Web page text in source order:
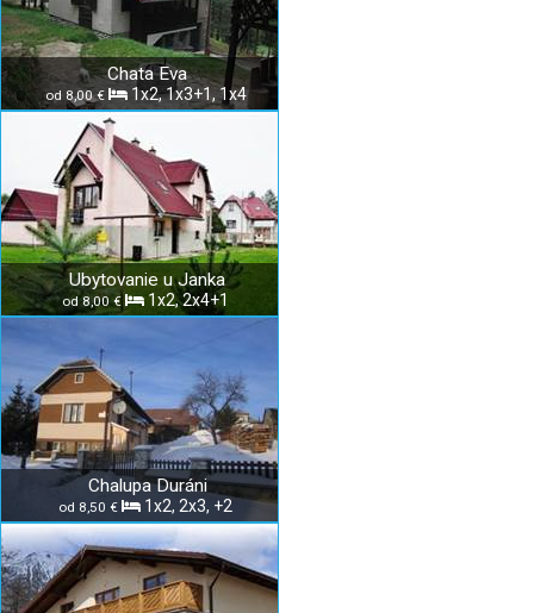
Chata Eva
od 8,00 € 1x2, 1x3+1, 1x4
Ubytovanie u Janka
od 8,00 € 1x2, 2x4+1
Chalupa Duráni
od 8,50 € 1x2, 2x3, +2